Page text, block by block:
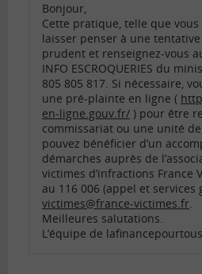
Bonjour,
Cette pratique, telle que
laisser penser à une tentative
prudent et renseignez-vous
INFO ESCROQUERIES du
805 805 817. Si nécessaire,
une pré-plainte en ligne (
en-ligne.gouv.fr/ ) pour être
commissariat ou une unité
pouvez bénéficier d’un
démarches auprès de
victimes d’infractions France
au 116 006 (appel et
victimes@france-victimes.fr.
Meilleures salutations.
L’équipe de